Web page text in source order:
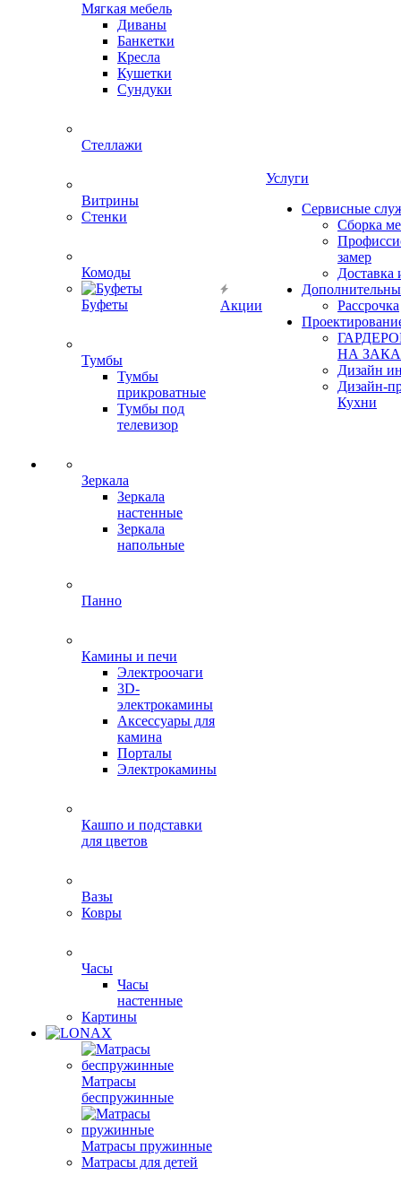
Мягкая мебель
Диваны
Банкетки
Кресла
Кушетки
Сундуки
Стеллажи
Витрины
Стенки
Комоды
Буфеты
Тумбы
Тумбы
прикроватные
Тумбы под
телевизор
Зеркала
Зеркала
настенные
Зеркала
напольные
Панно
Камины и печи
Электроочаги
3D-
электрокамины
Аксессуары для
камина
Порталы
Электрокамины
Кашпо и подставки
для цветов
Вазы
Ковры
Часы
Часы
настенные
Картины
Матрасы
беспружинные
Матрасы пружинные
Матрасы для детей
Акции
Услуги
Сервисные
Сборка
замер
Доставка
Рассрочка
НА
Дизайн
Дизайн-
Кухни